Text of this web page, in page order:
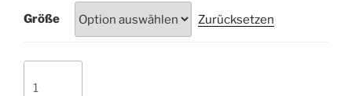
Größe Zurücksetzen
Bulldog